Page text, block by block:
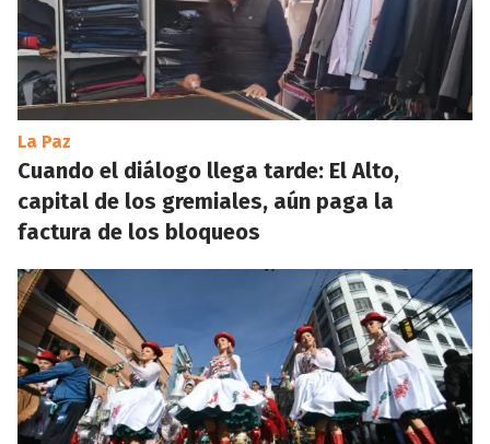
La Paz
Cuando el diálogo llega tarde: El Alto,
capital de los gremiales, aún paga la
factura de los bloqueos